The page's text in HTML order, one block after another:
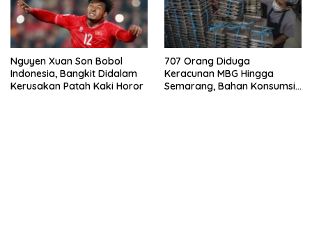
Nguyen Xuan Son Bobol
Indonesia, Bangkit Didalam
Kerusakan Patah Kaki Horor
707 Orang Diduga
Keracunan MBG Hingga
Semarang, Bahan Konsumsi